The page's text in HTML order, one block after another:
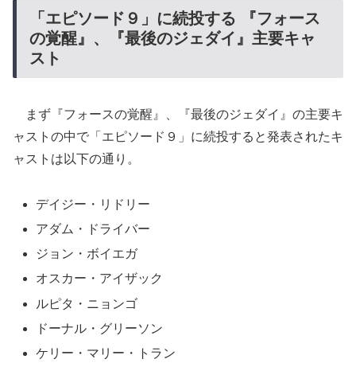
「エピソード９」に続投する 『フォース
の覚醒』、『最後のジェダイ』主要キャ
スト
まず『フォースの覚醒』、『最後のジェダイ』の主要キ
ャストの中で「エピソード９」に続投すると発表されたキ
ャストは以下の通り。
デイジー・リドリー
アダム・ドライバー
ジョン・ボイエガ
オスカー・アイザック
ルピタ・ニョンゴ
ドーナル・グリーソン
ケリー・マリー・トラン